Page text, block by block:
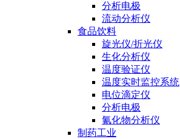
分析电极
流动分析仪
食品饮料
旋光仪/折光仪
生化分析仪
温度验证仪
温度实时监控系统
电位滴定仪
分析电极
氰化物分析仪
制药工业